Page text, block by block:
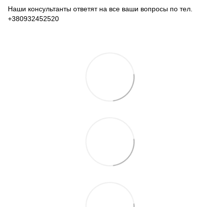
Наши консультанты ответят на все ваши вопросы по тел.
+380932452520